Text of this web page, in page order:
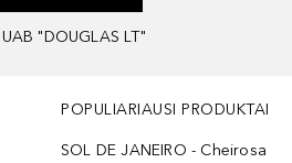
UAB "DOUGLAS LT"
POPULIARIAUSI PRODUKTAI
SOL DE JANEIRO - Cheirosa